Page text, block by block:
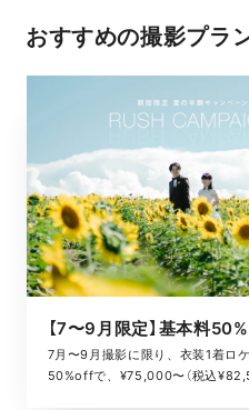
おすすめの撮影プラ
7月〜9月撮影に限り、衣装1着ロ
50%offで、¥75,000〜（税込